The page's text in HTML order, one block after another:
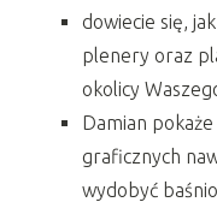
dowiecie się,
plenery oraz
okolicy
Damian
graficznych
wydobyć